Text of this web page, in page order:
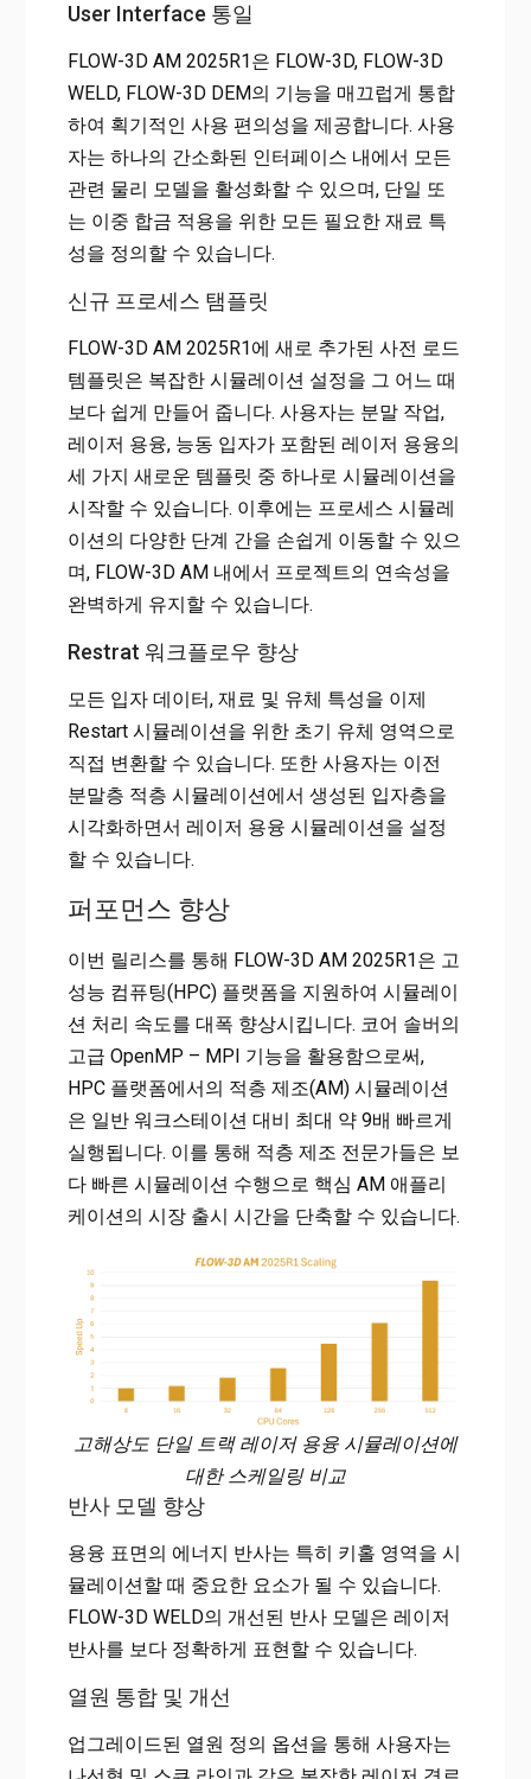
User Interface 통일
FLOW-3D AM 2025R1은 FLOW-3D, FLOW-3D
WELD, FLOW-3D DEM의 기능을 매끄럽게 통합
하여 획기적인 사용 편의성을 제공합니다. 사용
자는 하나의 간소화된 인터페이스 내에서 모든
관련 물리 모델을 활성화할 수 있으며, 단일 또
는 이중 합금 적용을 위한 모든 필요한 재료 특
성을 정의할 수 있습니다.
신규 프로세스 탬플릿
FLOW-3D AM 2025R1에 새로 추가된 사전 로드
템플릿은 복잡한 시뮬레이션 설정을 그 어느 때
보다 쉽게 만들어 줍니다. 사용자는 분말 작업,
레이저 용융, 능동 입자가 포함된 레이저 용융의
세 가지 새로운 템플릿 중 하나로 시뮬레이션을
시작할 수 있습니다. 이후에는 프로세스 시뮬레
이션의 다양한 단계 간을 손쉽게 이동할 수 있으
며, FLOW-3D AM 내에서 프로젝트의 연속성을
완벽하게 유지할 수 있습니다.
Restrat 워크플로우 향상
모든 입자 데이터, 재료 및 유체 특성을 이제
Restart 시뮬레이션을 위한 초기 유체 영역으로
직접 변환할 수 있습니다. 또한 사용자는 이전
분말층 적층 시뮬레이션에서 생성된 입자층을
시각화하면서 레이저 용융 시뮬레이션을 설정
할 수 있습니다.
퍼포먼스 향상
이번 릴리스를 통해 FLOW-3D AM 2025R1은 고
성능 컴퓨팅(HPC) 플랫폼을 지원하여 시뮬레이
션 처리 속도를 대폭 향상시킵니다. 코어 솔버의
고급 OpenMP – MPI 기능을 활용함으로써,
HPC 플랫폼에서의 적층 제조(AM) 시뮬레이션
은 일반 워크스테이션 대비 최대 약 9배 빠르게
실행됩니다. 이를 통해 적층 제조 전문가들은 보
다 빠른 시뮬레이션 수행으로 핵심 AM 애플리
케이션의 시장 출시 시간을 단축할 수 있습니다.
고해상도 단일 트랙 레이저 용융 시뮬레이션에
대한 스케일링 비교
반사 모델 향상
용융 표면의 에너지 반사는 특히 키홀 영역을 시
뮬레이션할 때 중요한 요소가 될 수 있습니다.
FLOW-3D WELD의 개선된 반사 모델은 레이저
반사를 보다 정확하게 표현할 수 있습니다.
열원 통합 및 개선
업그레이드된 열원 정의 옵션을 통해 사용자는